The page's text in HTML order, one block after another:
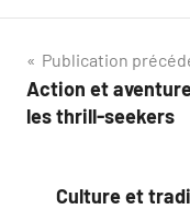
Navigation
de
Publication
Action et
les thrill-seekers
Culture et